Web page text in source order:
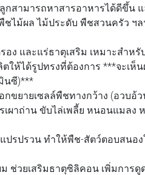
สามารถหาสารอาหารได้ดีขึ้น แ
ไม้ผล ไม้ประดับ พืชสวนครัว ฯ
อง และแร่ธาตุเสริม เหมาะสำห
ให้ได้รูปทรงที่ต้องการ ***จะเห็
นซี)***
ขยายเซลล์พืชทางกว้าง (อวบอ้ว
ผาถ่าน ขับไล่เพลี้ย หนอนแมลง
รปรวน ทำให้พืช-สัตว์ตอบสนอง
ช่วยเสริมธาตุซิลิคอน เพิ่มการดู